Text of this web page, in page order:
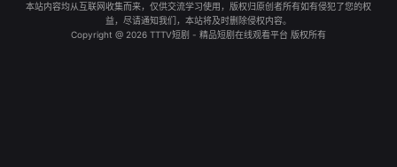
本站内容均从互联网收集而来，仅供交流学习使用，版权归原创者所有如有侵犯了您的权
益，尽请通知我们，本站将及时删除侵权内容。
Copyright @ 2026 TTTV短剧 - 精品短剧在线观看平台 版权所有